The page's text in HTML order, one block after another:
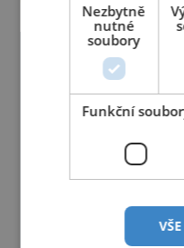
Nezbytně
nutné
soubory
Funkční